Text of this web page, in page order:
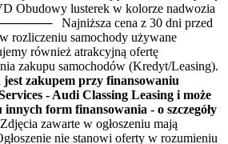
Obudowy lusterek w kolorze nadwozia
Najniższa cena z 30 dni przed
rozliczeniu samochody używane
również atrakcyjną ofertę
zakupu samochodów (Kredyt/Leasing).
zakupem przy finansowaniu
- Audi Classing Leasing i może
form finansowania - o szczegóły
zawarte w ogłoszeniu mają
nie stanowi oferty w rozumieniu